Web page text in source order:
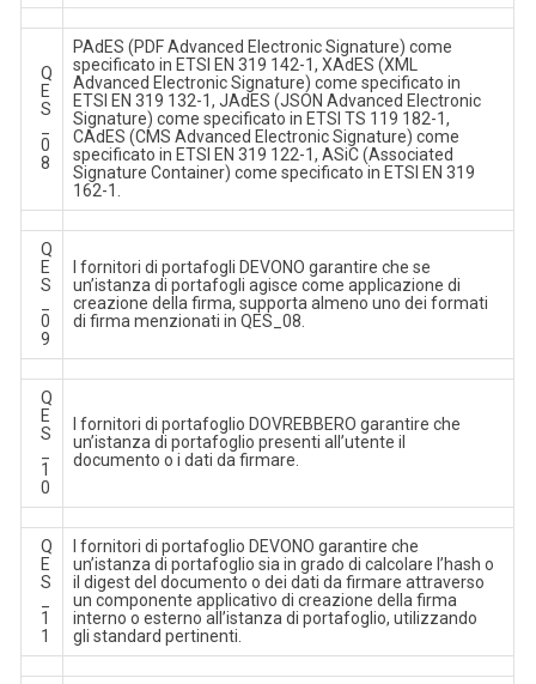
Q
E
S
0
8
PAdES (PDF Advanced Electronic Signature) come
specificato in ETSI EN 319 142-1, XAdES (XML
Advanced Electronic Signature) come specificato in
ETSI EN 319 132-1, JAdES (JSON Advanced Electronic
Signature) come specificato in ETSI TS 119 182-1,
CAdES (CMS Advanced Electronic Signature) come
specificato in ETSI EN 319 122-1, ASiC (Associated
Signature Container) come specificato in ETSI EN 319
162-1.
Q
E
S
0
9
I fornitori di portafogli DEVONO garantire che se
un’istanza di portafogli agisce come applicazione di
creazione della firma, supporta almeno uno dei formati
di firma menzionati in QES_08.
Q
E
S
1
0
I fornitori di portafoglio DOVREBBERO garantire che
un’istanza di portafoglio presenti all’utente il
documento o i dati da firmare.
Q
E
S
1
1
I fornitori di portafoglio DEVONO garantire che
un’istanza di portafoglio sia in grado di calcolare l’hash o
il digest del documento o dei dati da firmare attraverso
un componente applicativo di creazione della firma
interno o esterno all’istanza di portafoglio, utilizzando
gli standard pertinenti.